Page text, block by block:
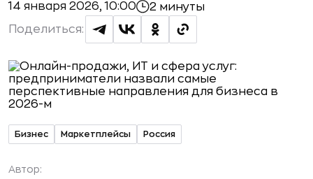
14 января 2026, 10:00 2 минуты
Поделиться:
Бизнес Маркетплейсы Россия
Автор: